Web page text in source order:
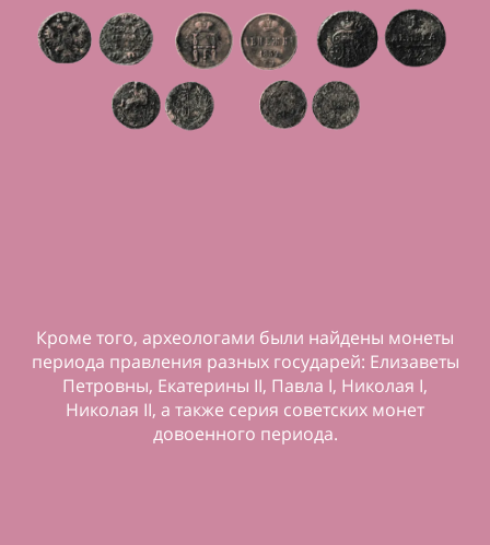
были найдены монеты
разных государей: Елизаветы
II, Павла I, Николая I,
серия советских монет
периода.
Помимо клада,
предметы,
первую группу
Англии и венчики